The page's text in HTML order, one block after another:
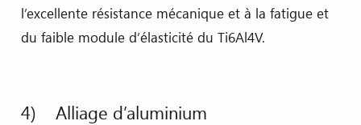
l’excellente résistance mécanique et à la fatigue et
du faible module d’élasticité du Ti6Al4V.
4) Alliage d’aluminium